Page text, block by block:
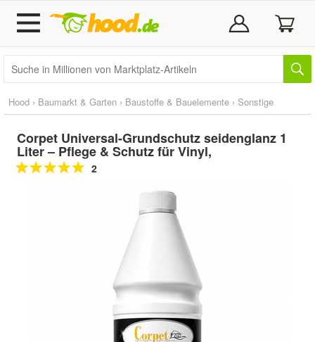
Hood › Baumarkt & Garten › Baustoffe & Bauelemente › Sonstige
Corpet Universal-Grundschutz seidenglanz 1
Liter – Pflege & Schutz für Vinyl,
2